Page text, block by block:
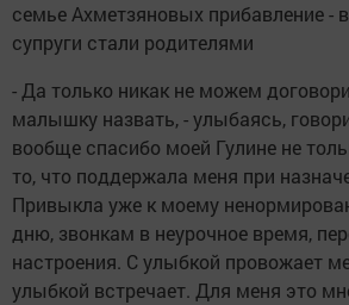
семье Ахметзяновых прибавление -
супруги стали родителями
- Да только никак не можем
малышку назвать, - улыбаясь,
вообще спасибо моей Гулине не
то, что поддержала меня при
Привыкла уже к моему
дню, звонкам в неурочное время,
настроения. С улыбкой провожает
улыбкой встречает. Для меня это